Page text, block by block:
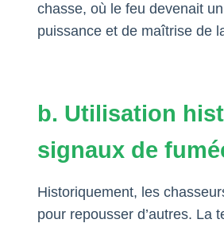
chasse, où le feu devenait
puissance et de maîtrise de
b. Utilisation
signaux de
Historiquement, les
pour repousser d’autres. La